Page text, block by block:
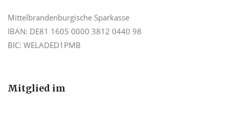
Mittelbrandenburgische Sparkasse
IBAN: DE81 1605 0000 3812 0440 98
BIC: WELADED1PMB
Mitglied im